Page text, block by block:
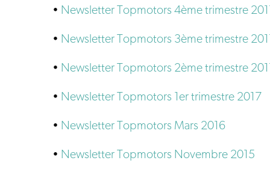
• NewsletterTopmotors 4ème trimestre
• NewsletterTopmotors 3ème trimestre
• Newsletter Topmotors 2ème trimestre
• Newsletter Topmotors 1er trimestre 2017
• Newsletter Topmotors Mars 2016
• Newsletter Topmotors Novembre 2015